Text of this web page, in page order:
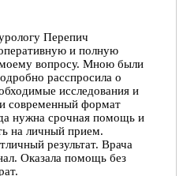
Перепич
и полную
вопросу. Мною были
расспросила о
исследования и
современный формат
нужна срочная помощь и
на личный прием.
результат. Врача
Оказала помощь без